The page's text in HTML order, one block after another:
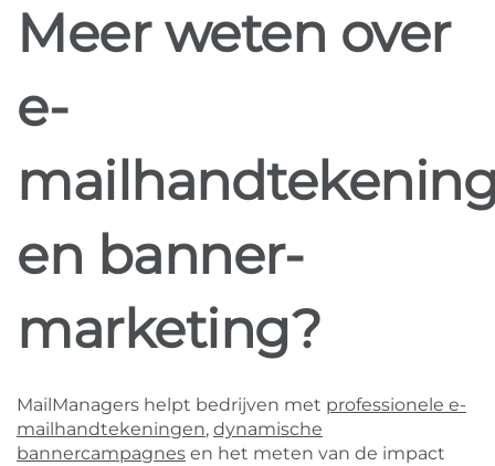
Meer weten over
e-
en banner-
marketing?
MailManagers helpt bedrijven met professionele e-
mailhandtekeningen, dynamische
bannercampagnes en het meten van de impact